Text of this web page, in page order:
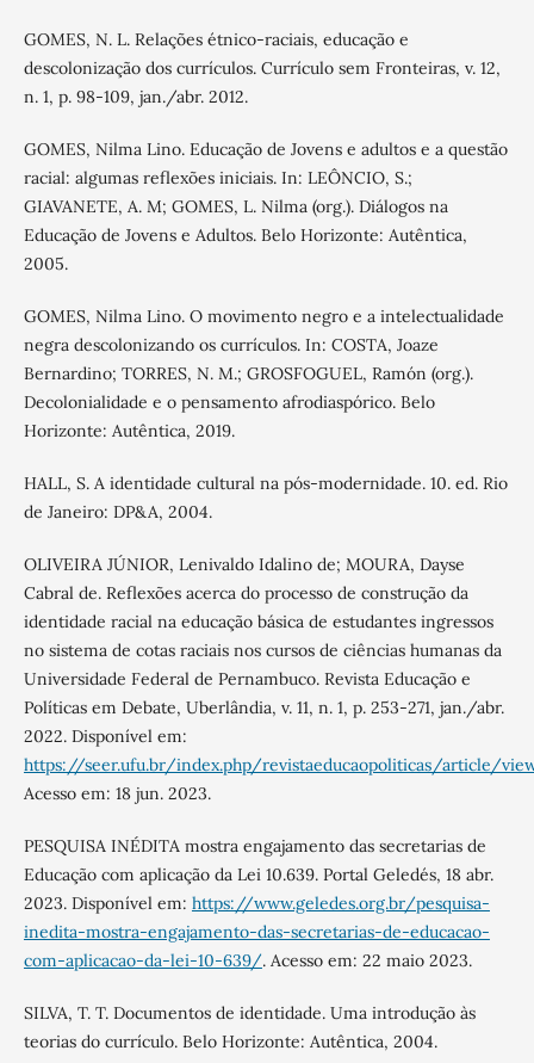
GOMES, N. L. Relações étnico-raciais, educação e
descolonização dos currículos. Currículo sem Fronteiras, v. 12,
n. 1, p. 98-109, jan./abr. 2012.
GOMES, Nilma Lino. Educação de Jovens e adultos e a questão
racial: algumas reflexões iniciais. In: LEÔNCIO, S.;
GIAVANETE, A. M; GOMES, L. Nilma (org.). Diálogos na
Educação de Jovens e Adultos. Belo Horizonte: Autêntica,
2005.
GOMES, Nilma Lino. O movimento negro e a intelectualidade
negra descolonizando os currículos. In: COSTA, Joaze
Bernardino; TORRES, N. M.; GROSFOGUEL, Ramón (org.).
Decolonialidade e o pensamento afrodiaspórico. Belo
Horizonte: Autêntica, 2019.
HALL, S. A identidade cultural na pós-modernidade. 10. ed. Rio
de Janeiro: DP&A, 2004.
OLIVEIRA JÚNIOR, Lenivaldo Idalino de; MOURA, Dayse
Cabral de. Reflexões acerca do processo de construção da
identidade racial na educação básica de estudantes ingressos
no sistema de cotas raciais nos cursos de ciências humanas da
Universidade Federal de Pernambuco. Revista Educação e
Políticas em Debate, Uberlândia, v. 11, n. 1, p. 253-271, jan./abr.
2022. Disponível em:
https://seer.ufu.br/index.php/revistaeducaopoliticas/article/
Acesso em: 18 jun. 2023.
PESQUISA INÉDITA mostra engajamento das secretarias de
Educação com aplicação da Lei 10.639. Portal Geledés, 18 abr.
2023. Disponível em: https://www.geledes.org.br/pesquisa-
inedita-mostra-engajamento-das-secretarias-de-educacao-
com-aplicacao-da-lei-10-639/. Acesso em: 22 maio 2023.
SILVA, T. T. Documentos de identidade. Uma introdução às
teorias do currículo. Belo Horizonte: Autêntica, 2004.